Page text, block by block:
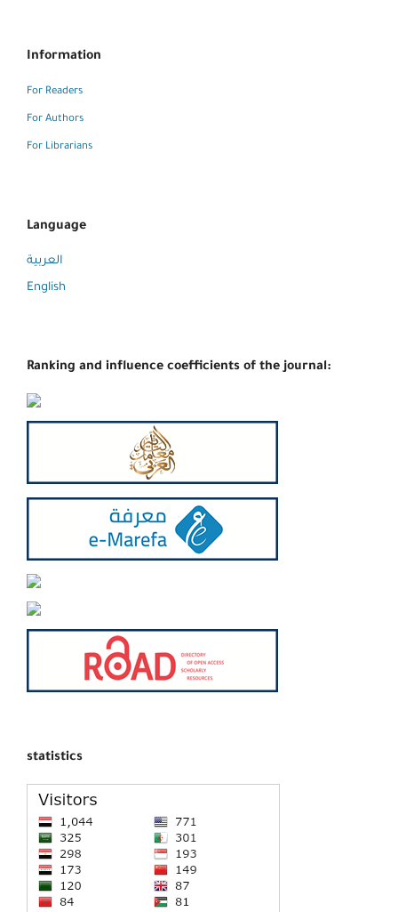
Information
For Readers
For Authors
For Librarians
Language
العربية
English
Ranking and influence coefficients of the journal:
statistics